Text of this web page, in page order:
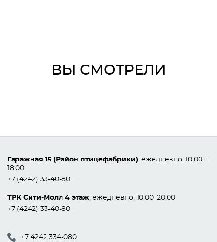
ВЫ СМОТРЕЛИ
Гаражная 15 (Район птицефабрики), ежедневно, 10:00–
18:00
+7 (4242) 33-40-80
ТРК Сити-Молл 4 этаж, ежедневно, 10:00–20:00
+7 (4242) 33-40-80
+7 4242 334-080